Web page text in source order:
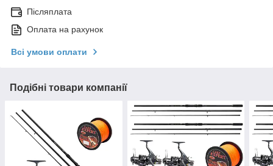
Післяплата
Оплата на рахунок
Всі умови оплати
Подібні товари компанії